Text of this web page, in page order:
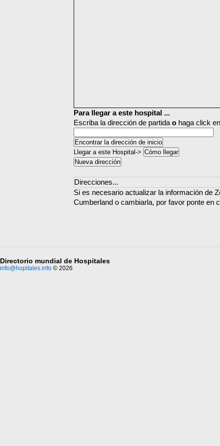
Para llegar a este hospital ...
Escriba la dirección de partida o haga click
Llegar a este Hospital->
Direcciones...
Si es necesario actualizar la información de
Cumberland o cambiarla, por favor ponte en
Directorio mundial de Hospitales
info@hopitales.info © 2026